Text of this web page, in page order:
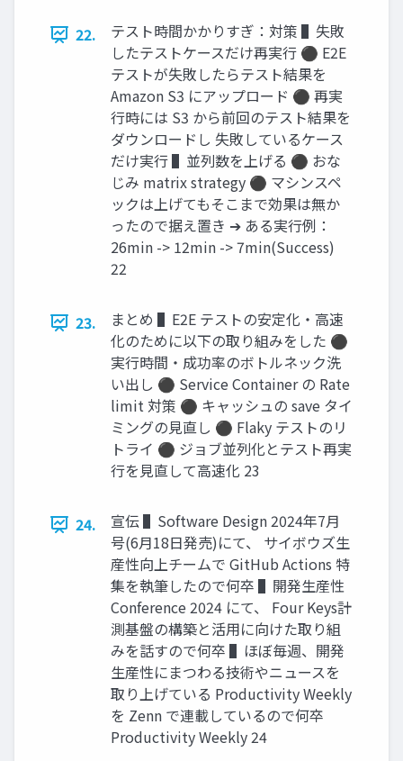
22.
テスト時間かかりすぎ：対策 ▌失敗
したテストケースだけ再実行 ⚫ E2E
テストが失敗したらテスト結果を
Amazon S3 にアップロード ⚫ 再実
行時には S3 から前回のテスト結果を
ダウンロードし 失敗しているケース
だけ実行 ▌並列数を上げる ⚫ おな
じみ matrix strategy ⚫ マシンスペ
ックは上げてもそこまで効果は無か
ったので据え置き ➔ ある実行例：
26min -> 12min -> 7min(Success)
22
23.
まとめ ▌E2E テストの安定化・高速
化のために以下の取り組みをした ⚫
実行時間・成功率のボトルネック洗
い出し ⚫ Service Container の Rate
limit 対策 ⚫ キャッシュの save タイ
ミングの見直し ⚫ Flaky テストのリ
トライ ⚫ ジョブ並列化とテスト再実
行を見直して高速化 23
24.
宣伝 ▌Software Design 2024年7月
号(6月18日発売)にて、 サイボウズ生
産性向上チームで GitHub Actions 特
集を執筆したので何卒 ▌開発生産性
Conference 2024 にて、 Four Keys計
測基盤の構築と活用に向けた取り組
みを話すので何卒 ▌ほぼ毎週、開発
生産性にまつわる技術やニュースを
取り上げている Productivity Weekly
を Zenn で連載しているので何卒
Productivity Weekly 24